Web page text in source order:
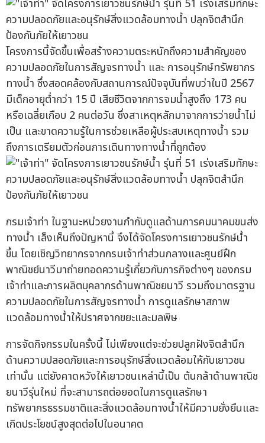
โครงการนี้จัดขึ้นเพื่อสร้างความตระหนักถึงความสำคัญของ
ความปลอดภัยในการสัญจรทางน้ำ และ การอนุรักษ์ทรัพยากร
ทางน้ำ ซึ่งสอดคล้องกับสถานการณ์ปัจจุบันที่พบว่าในปี 2567
มีเด็กอายุต่ำกว่า 15 ปี เสียชีวิตจากการจมน้ำสูงถึง 173 คน
หรือเฉลี่ยเกือบ 2 คนต่อวัน ซึ่งสาเหตุหลักมาจากการว่ายน้ำไม่
เป็น และขาดความรู้ในการช่วยเหลือผู้ประสบเหตุทางน้ำ รวม
ถึงการเตรียมตัวก่อนการเดินทางทางน้ำที่ถูกต้อง
กรมเจ้าท่า ในฐานะหน่วยงานกำกับดูแลด้านการคมนาคมขนส่ง
ทางน้ำ เล็งเห็นถึงปัญหานี้ จึงได้จัดโครงการเยาวชนรักษ์น้ำ
ขึ้น โดยเชิญวิทยากรจากกรมเจ้าท่าส่วนกลางและศูนย์ฝึก
พาณิชย์นาวีมาถ่ายทอดความรู้เกี่ยวกับภารกิจต่างๆ ของกรม
เจ้าท่าและการผลิตบุคลากรด้านพาณิชยนาวี รวมถึงมาตรฐาน
ความปลอดภัยในการสัญจรทางน้ำ การดูแลรักษาสภาพ
แวดล้อมทางน้ำให้ปราศจากขยะและมลพิษ
การจัดกิจกรรมในครั้งนี้ ไม่เพียงแต่จะช่วยปลูกฝังจิตสำนึก
ด้านความปลอดภัยและการอนุรักษ์สิ่งแวดล้อมให้กับเยาวชน
เท่านั้น แต่ยังคาดหวังให้เยาวชนเหล่านี้เป็น ต้นกล้าด้านพาณิช
ยนาวีรุ่นใหม่ ที่จะสามารถต่อยอดในการดูแลรักษา
ทรัพยากรธรรมชาติและสิ่งแวดล้อมทางน้ำให้มีความยั่งยืนและ
เกิดประโยชน์สูงสุดต่อไปในอนาคต